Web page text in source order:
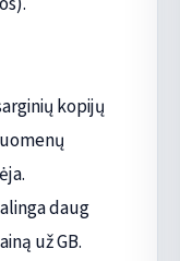
kopijų
daug
už GB.